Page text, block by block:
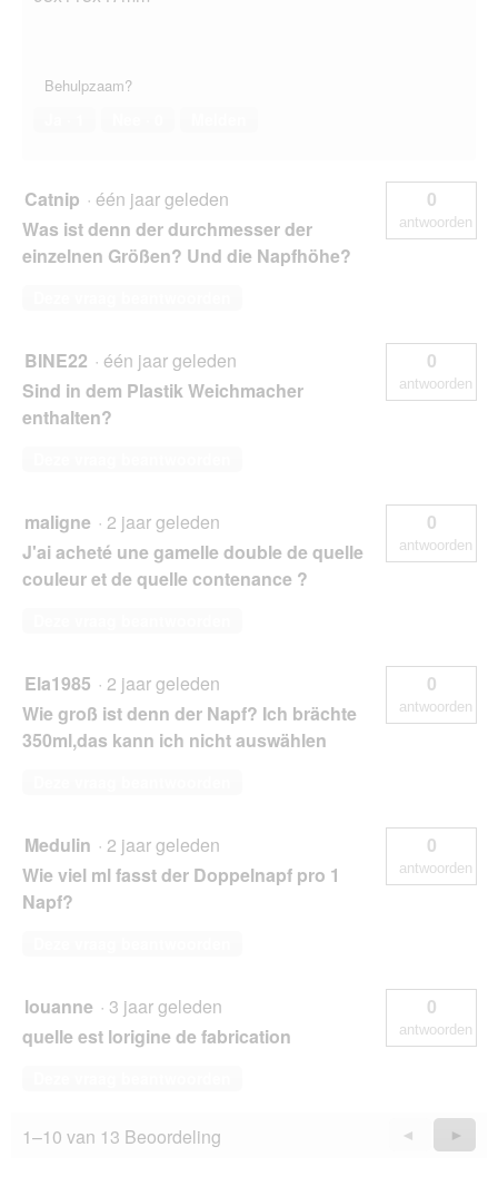
Behulpzaam?
Catnip · één jaar geleden
Was ist denn der durchmesser der
einzelnen Größen? Und die Napfhöhe?
0
antwoorden
BINE22 · één jaar geleden
Sind in dem Plastik Weichmacher
enthalten?
0
antwoorden
maligne · 2 jaar geleden
J'ai acheté une gamelle double de quelle
couleur et de quelle contenance ?
0
antwoorden
Ela1985 · 2 jaar geleden
Wie groß ist denn der Napf? Ich brächte
350ml,das kann ich nicht auswählen
0
antwoorden
Medulin · 2 jaar geleden
Wie viel ml fasst der Doppelnapf pro 1
Napf?
0
antwoorden
louanne · 3 jaar geleden
quelle est lorigine de fabrication
0
antwoorden
1–10 van 13 Beoordeling
Vorige
Questions
◄ ►